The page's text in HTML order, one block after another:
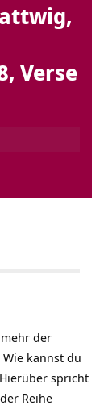
Verse
der
kannst du
spricht
Reihe